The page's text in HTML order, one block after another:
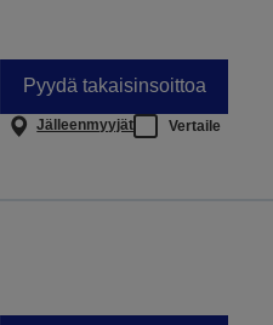
Pyydä takaisinsoittoa
Jälleenmyyjät Vertaile